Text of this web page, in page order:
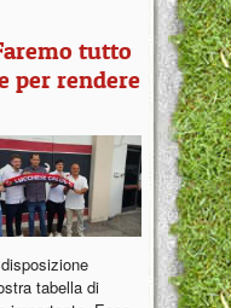
tutto
per rendere
tabella di